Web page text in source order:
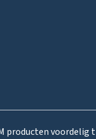
producten voordelig